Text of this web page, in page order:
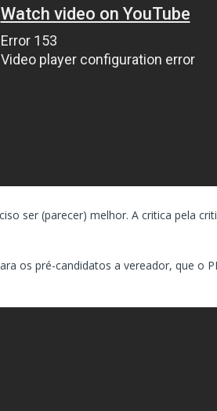
ser (parecer) melhor. A critica pela
os pré-candidatos a vereador, que o